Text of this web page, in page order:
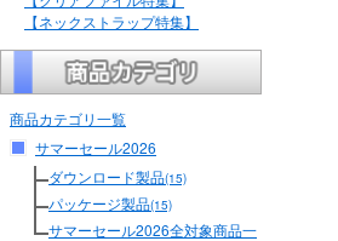
【ネックストラップ特集】
商品カテゴリ一覧
サマーセール2026
ダウンロード製品(15)
パッケージ製品(15)
サマーセール2026全対象商品一